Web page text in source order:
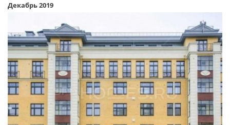
Декабрь 2019